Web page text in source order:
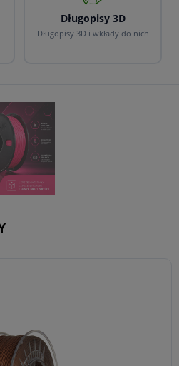
Długopisy 3D
Długopisy 3D i wkłady do nich